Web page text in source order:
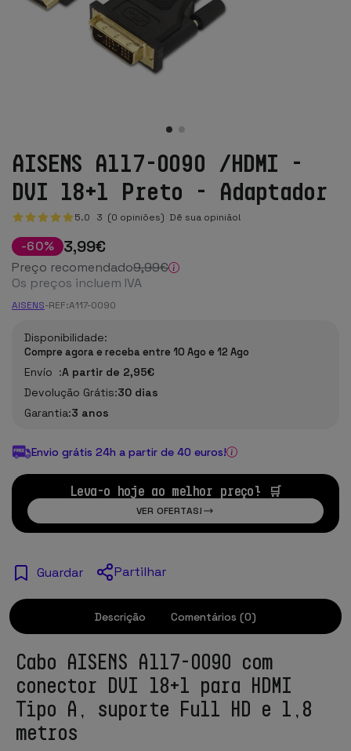
AISENS A117-0090 /HDMI -
DVI 18+1 Preto - Adaptador
5.0 3 (0 opiniões) Dê sua opinião!
-60% 3,99€
Preço recomendado9,99€
Os preços incluem IVA
AISENS-REF:A117-0090
Disponibilidade:
Compre agora e receba entre 10 Ago e 12 Ago
Envío :A partir de 2,95€
Devolução Grátis:30 dias
Garantia:3 anos
Envio grátis 24h a partir de 40 euros!
Leva-o hoje ao melhor preço! 🛒
VER OFERTAS!
Guardar Partilhar
Descrição Comentários (0)
Cabo AISENS A117-0090 com
conector DVI 18+1 para HDMI
Tipo A, suporte Full HD e 1,8
metros